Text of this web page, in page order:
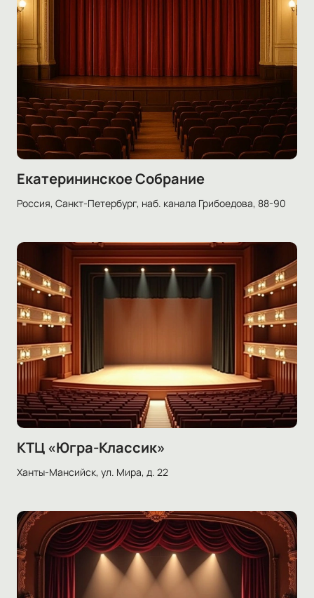
Екатерининское Собрание
Россия, Санкт-Петербург, наб. канала Грибоедова, 88-90
КТЦ «Югра-Классик»
Ханты-Мансийск, ул. Мира, д. 22